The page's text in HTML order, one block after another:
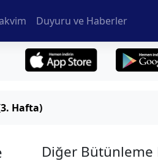
Duyuru ve Haberler
Hafta)
Diğer Bütünleme